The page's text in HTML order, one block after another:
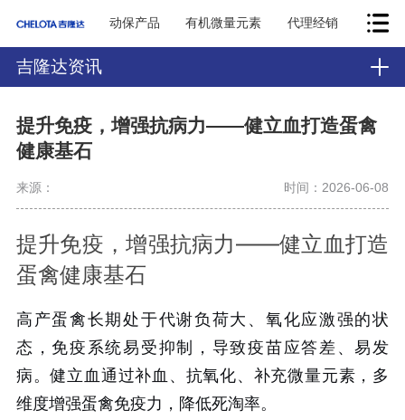
动保产品 有机微量元素 代理经销
吉隆达资讯
提升免疫，增强抗病力——健立血打造蛋禽
健康基石
来源： 时间：2026-06-08
提升免疫，增强抗病力——健立血打造
蛋禽健康基石
高产蛋禽长期处于代谢负荷大、氧化应激强的状
态，免疫系统易受抑制，导致疫苗应答差、易发
病。健立血通过补血、抗氧化、补充微量元素，多
维度增强蛋禽免疫力，降低死淘率。